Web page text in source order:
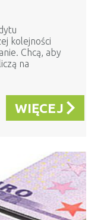
kolejności
Chcą, aby
na
WIĘCEJ